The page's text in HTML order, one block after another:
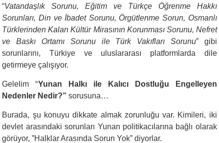
“Vatandaşlık Sorunu, Eğitim ve Türkçe Öğrenme Hakkı
Sorunları, Din ve İbadet Sorunu, Örgütlenme Sorun, Osmanlı
Türklerinden Kalan Kültür Mirasının Korunması Sorunu, Nefret
ve Baskı Ortamı Sorunu ile Türk Vakıfları Sorunu” gibi
sorunlarını, Türkiye ve uluslararası platformlarda dile
getirmeye çalışıyor.
Gelelim “Yunan Halkı ile Kalıcı Dostluğu Engelleyen
Nedenler Nedir?”sorusuna…
Burada, şu konuyu dikkate almak zorunluğu var. Kimileri, iki
devlet arasındaki sorunları Yunan politikacılarına bağlı olarak
görüyor, ”Halklar Arasında Sorun Yok” diyorlar.